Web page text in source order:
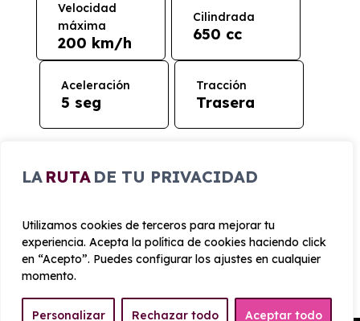
LA RUTA DE TU PRIVACIDAD
Utilizamos cookies de terceros para mejorar tu
experiencia. Acepta la política de cookies haciendo click
en “Acepto”. Puedes configurar los ajustes en cualquier
momento.
Personalizar Rechazar todo Aceptar todo
Velocidad
máxima
200 km/h
Cilindrada
650 cc
Aceleración
5 seg
Tracción
Trasera
110 g/km